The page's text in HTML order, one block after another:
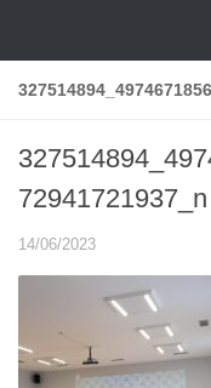
72941721937_n
14/06/2023